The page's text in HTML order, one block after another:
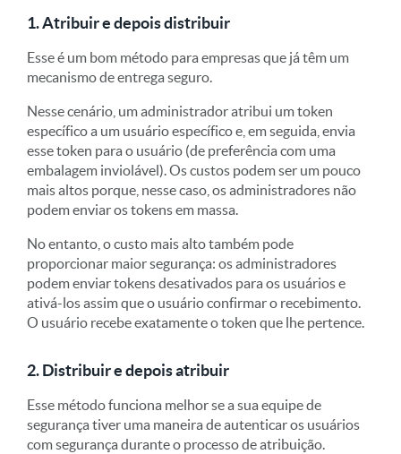
1. Atribuir e depois distribuir
Esse é um bom método para empresas que já têm um
mecanismo de entrega seguro.
Nesse cenário, um administrador atribui um token
específico a um usuário específico e, em seguida, envia
esse token para o usuário (de preferência com uma
embalagem inviolável). Os custos podem ser um pouco
mais altos porque, nesse caso, os administradores não
podem enviar os tokens em massa.
No entanto, o custo mais alto também pode
proporcionar maior segurança: os administradores
podem enviar tokens desativados para os usuários e
ativá-los assim que o usuário confirmar o recebimento.
O usuário recebe exatamente o token que lhe pertence.
2. Distribuir e depois atribuir
Esse método funciona melhor se a sua equipe de
segurança tiver uma maneira de autenticar os usuários
com segurança durante o processo de atribuição.